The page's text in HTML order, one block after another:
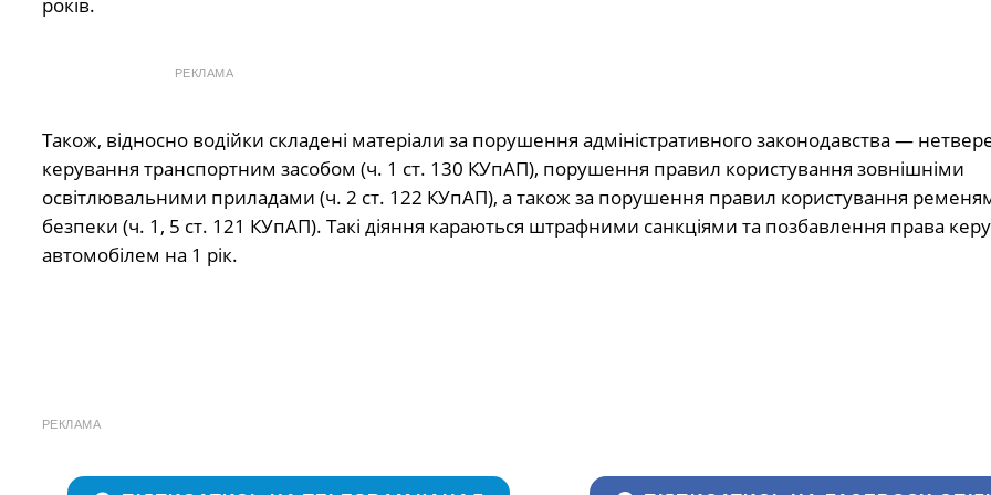
РЕКЛАМА
Також, відносно водійки складені матеріали за порушення адміністративного законодавства —
керування транспортним засобом (ч. 1 ст. 130 КУпАП), порушення правил користування зовнішніми
освітлювальними приладами (ч. 2 ст. 122 КУпАП), а також за порушення правил користування
безпеки (ч. 1, 5 ст. 121 КУпАП). Такі діяння караються штрафними санкціями та позбавлення права
автомобілем на 1 рік.
РЕКЛАМА